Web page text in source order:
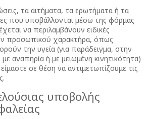
τα αιτήματα, τα ερωτήματα ή τα
που υποβάλλονται μέσω της φόρμας
να περιλαμβάνουν ειδικές
προσωπικού χαρακτήρα, όπως
την υγεία (για παράδειγμα, στην
αναπηρία ή με μειωμένη κινητικότητα)
σε θέση να αντιμετωπίζουμε τις
υποβολής